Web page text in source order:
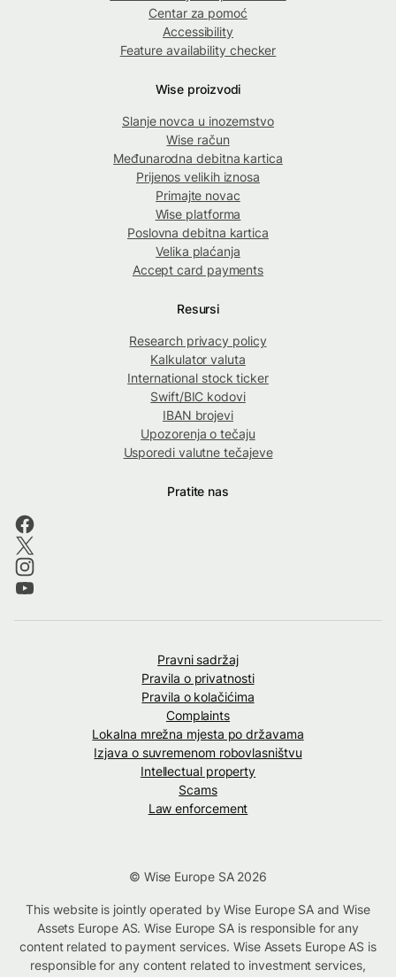
Centar za pomoć
Accessibility
Feature availability checker
Wise proizvodi
Slanje novca u inozemstvo
Wise račun
Međunarodna debitna kartica
Prijenos velikih iznosa
Primajte novac
Wise platforma
Poslovna debitna kartica
Velika plaćanja
Accept card payments
Resursi
Research privacy policy
Kalkulator valuta
International stock ticker
Swift/BIC kodovi
IBAN brojevi
Upozorenja o tečaju
Usporedi valutne tečajeve
Pratite nas
Pravni sadržaj
Pravila o privatnosti
Pravila o kolačićima
Complaints
Lokalna mrežna mjesta po državama
Izjava o suvremenom robovlasništvu
Intellectual property
Scams
Law enforcement
© Wise Europe SA 2026
This website is jointly operated by Wise Europe SA and Wise
Assets Europe AS. Wise Europe SA is responsible for any
content related to payment services. Wise Assets Europe AS is
responsible for any content related to investment services,